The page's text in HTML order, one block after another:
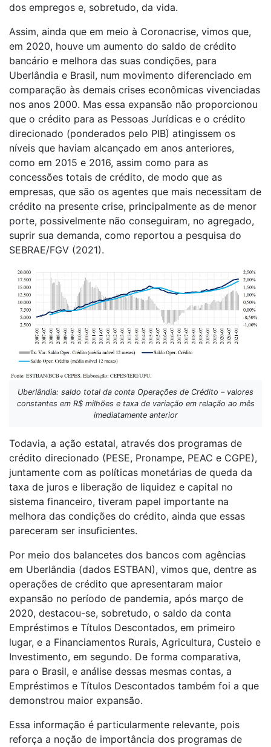
dos empregos e, sobretudo, da vida.
Assim, ainda que em meio à Coronacrise, vimos que,
em 2020, houve um aumento do saldo de crédito
bancário e melhora das suas condições, para
Uberlândia e Brasil, num movimento diferenciado em
comparação às demais crises econômicas vivenciadas
nos anos 2000. Mas essa expansão não proporcionou
que o crédito para as Pessoas Jurídicas e o crédito
direcionado (ponderados pelo PIB) atingissem os
níveis que haviam alcançado em anos anteriores,
como em 2015 e 2016, assim como para as
concessões totais de crédito, de modo que as
empresas, que são os agentes que mais necessitam de
crédito na presente crise, principalmente as de menor
porte, possivelmente não conseguiram, no agregado,
suprir sua demanda, como reportou a pesquisa do
SEBRAE/FGV (2021).
Uberlândia: saldo total da conta Operações de Crédito – valores
constantes em R$ milhões e taxa de variação em relação ao mês
imediatamente anterior
Todavia, a ação estatal, através dos programas de
crédito direcionado (PESE, Pronampe, PEAC e CGPE),
juntamente com as políticas monetárias de queda da
taxa de juros e liberação de liquidez e capital no
sistema financeiro, tiveram papel importante na
melhora das condições do crédito, ainda que essas
pareceram ser insuficientes.
Por meio dos balancetes dos bancos com agências
em Uberlândia (dados ESTBAN), vimos que, dentre as
operações de crédito que apresentaram maior
expansão no período de pandemia, após março de
2020, destacou-se, sobretudo, o saldo da conta
Empréstimos e Títulos Descontados, em primeiro
lugar, e a Financiamentos Rurais, Agricultura, Custeio e
Investimento, em segundo. De forma comparativa,
para o Brasil, e análise dessas mesmas contas, a
Empréstimos e Títulos Descontados também foi a que
demonstrou maior expansão.
Essa informação é particularmente relevante, pois
reforça a noção de importância dos programas de